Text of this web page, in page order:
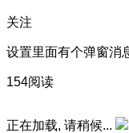
关注
设置里面有个弹窗消
154阅读
正在加载, 请稍候...